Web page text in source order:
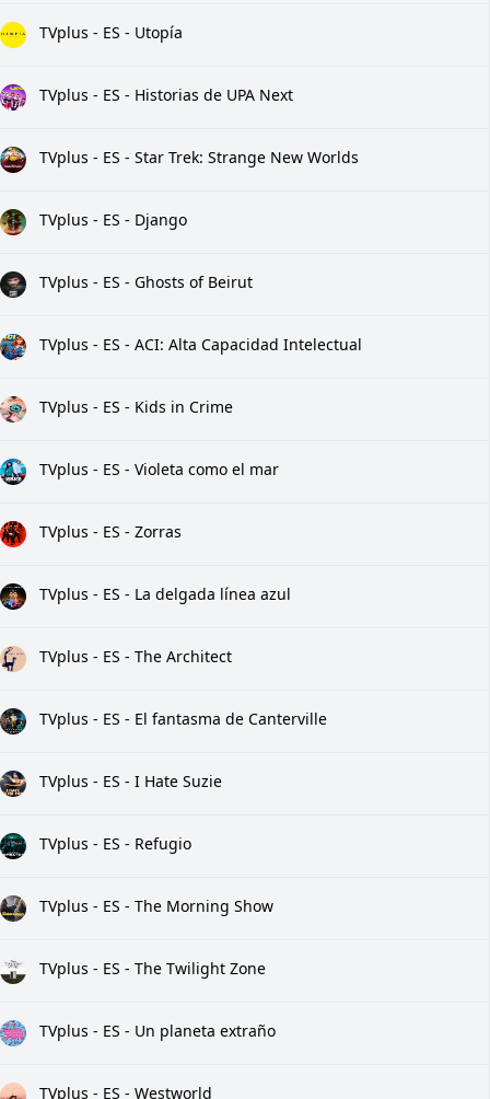
TVplus - ES - Utopía
TVplus - ES - Historias de UPA Next
TVplus - ES - Star Trek: Strange New Worlds
TVplus - ES - Django
TVplus - ES - Ghosts of Beirut
TVplus - ES - ACI: Alta Capacidad Intelectual
TVplus - ES - Kids in Crime
TVplus - ES - Violeta como el mar
TVplus - ES - Zorras
TVplus - ES - La delgada línea azul
TVplus - ES - The Architect
TVplus - ES - El fantasma de Canterville
TVplus - ES - I Hate Suzie
TVplus - ES - Refugio
TVplus - ES - The Morning Show
TVplus - ES - The Twilight Zone
TVplus - ES - Un planeta extraño
TVplus - ES - Westworld